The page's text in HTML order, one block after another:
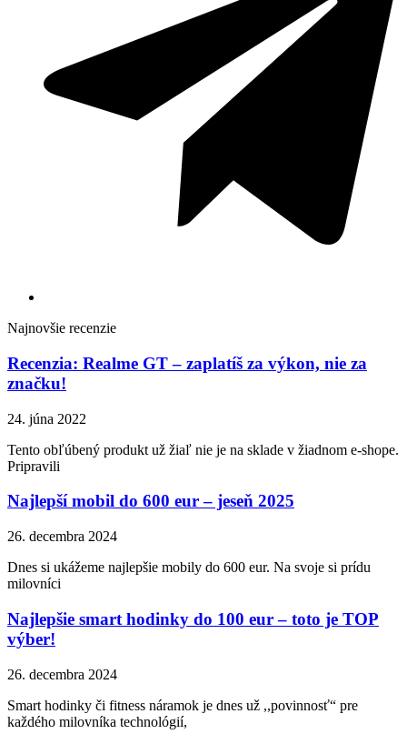
Najnovšie recenzie
Recenzia: Realme GT – zaplatíš za výkon, nie za
značku!
24. júna 2022
Tento obľúbený produkt už žiaľ nie je na sklade v žiadnom e-shope.
Pripravili
Najlepší mobil do 600 eur – jeseň 2025
26. decembra 2024
Dnes si ukážeme najlepšie mobily do 600 eur. Na svoje si prídu
milovníci
Najlepšie smart hodinky do 100 eur – toto je TOP
výber!
26. decembra 2024
Smart hodinky či fitness náramok je dnes už ,,povinnosť“ pre
každého milovníka technológií,